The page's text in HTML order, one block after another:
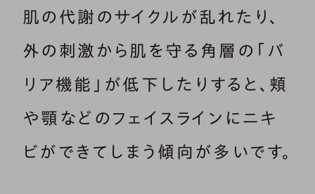
肌の代謝のサイクルが乱れたり、
外の刺激から肌を守る角層の「バ
リア機能」が低下したりすると、頬
や顎などのフェイスラインにニキ
ビができてしまう傾向が多いです。